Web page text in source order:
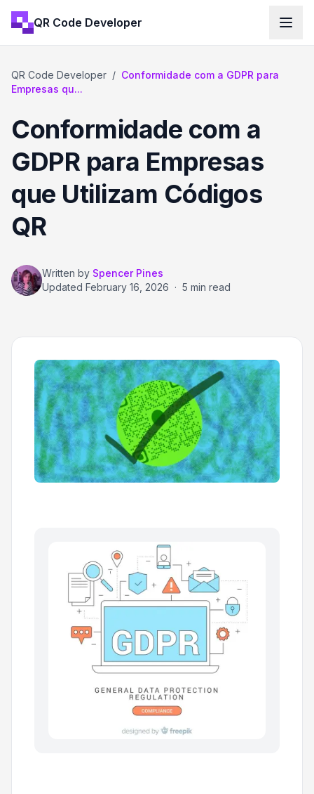
QR Code Developer
QR Code Developer / Conformidade com a GDPR para
Empresas qu...
Conformidade com a
GDPR para Empresas
que Utilizam Códigos
QR
Written by Spencer Pines
Updated February 16, 2026 · 5 min read